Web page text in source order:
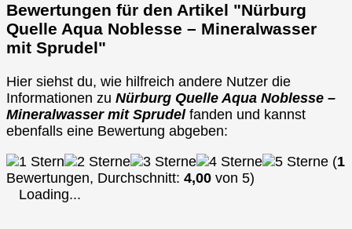
Bewertungen für den Artikel "Nürburg
Quelle Aqua Noblesse – Mineralwasser
mit Sprudel"
Hier siehst du, wie hilfreich andere Nutzer die
Informationen zu Nürburg Quelle Aqua Noblesse –
Mineralwasser mit Sprudelfanden und kannst
ebenfalls eine Bewertung abgeben:
(1
Bewertungen, Durchschnitt: 4,00 von 5)
Loading...